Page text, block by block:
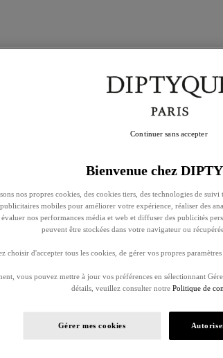
Bienvenue chez
nos propres cookies, des cookies tiers, des technologies de suivi
mobiles pour améliorer votre expérience, réaliser des
nos performances média et web et diffuser des publicités
peuvent être stockées dans votre navigateur ou
choisir d'accepter tous les cookies, de gérer vos propres
vous pouvez mettre à jour vos préférences en sélectionnant
détails, veuillez consulter notre Politique de
Gérer mes cookies
Continuer sans accepter